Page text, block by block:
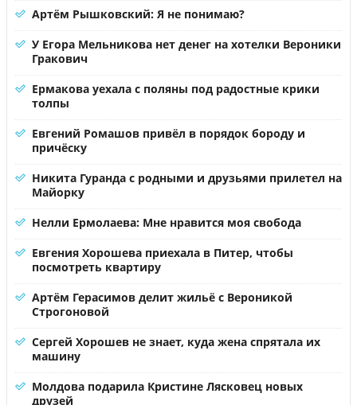
Артём Рышковский: Я не понимаю?
У Егора Мельникова нет денег на хотелки Вероники
Гракович
Ермакова уехала с поляны под радостные крики
толпы
Евгений Ромашов привёл в порядок бороду и
причёску
Никита Гуранда с родными и друзьями прилетел на
Майорку
Нелли Ермолаева: Мне нравится моя свобода
Евгения Хорошева приехала в Питер, чтобы
посмотреть квартиру
Артём Герасимов делит жильё с Вероникой
Строгоновой
Сергей Хорошев не знает, куда жена спрятала их
машину
Молдова подарила Кристине Лясковец новых
друзей